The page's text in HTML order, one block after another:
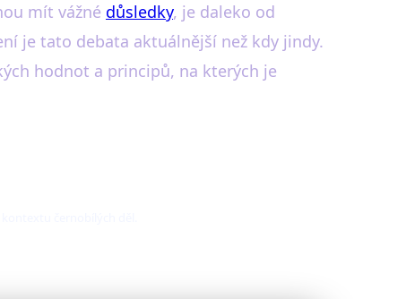
mít vážné důsledky, je daleko od
je tato debata aktuálnější než kdy jindy.
hodnot a principů, na kterých je